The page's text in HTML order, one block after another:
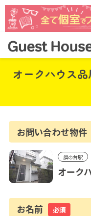
オークハウス
お問い合わせ物件
旗の台駅
オーク
お名前 必須